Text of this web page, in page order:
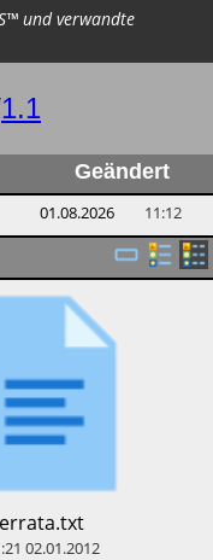
und verwandte
1.1
Geändert
01.08.2026 11:12
​errata.txt
02.01.2012